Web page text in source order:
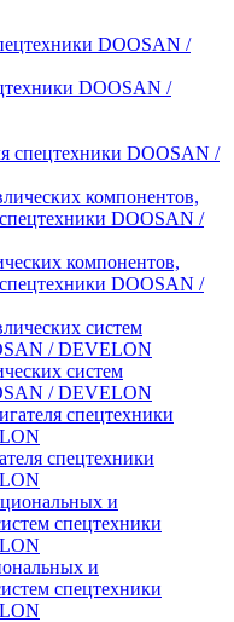
DOOSAN /
спецтехники DOOSAN /
компонентов,
спецтехники DOOSAN /
систем
/ DEVELON
спецтехники
и
спецтехники